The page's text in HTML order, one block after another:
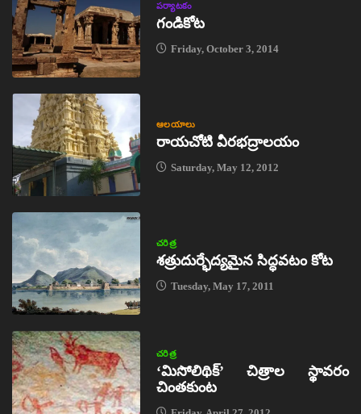
పర్యాటకం
గండికోట
Friday, October 3, 2014
ఆలయాలు
రాయచోటి వీరభద్రాలయం
Saturday, May 12, 2012
చరిత్ర
శత్రుదుర్భేద్యమైన సిద్ధవటం కోట
Tuesday, May 17, 2011
చరిత్ర
‘మిసోలిథిక్‌’ చిత్రాల స్థావరం
చింతకుంట